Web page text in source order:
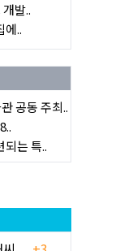
발..
에..
공동 주최..
되는 특..